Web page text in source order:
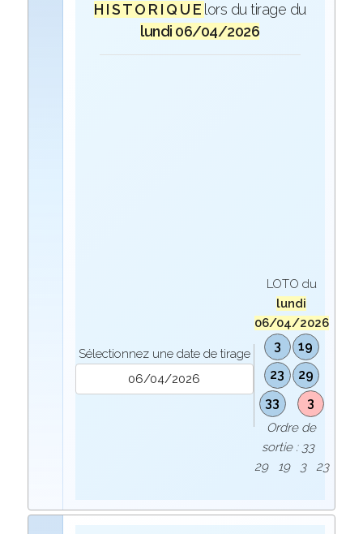
H I S T O R I Q U E lors du tirage du
lundi 06/04/2026
Sélectionnez une date de tirage
LOTO du
lundi
06/04/2026
3
19
23
29
33
3
Ordre de
sortie : 33
29 19 3 23